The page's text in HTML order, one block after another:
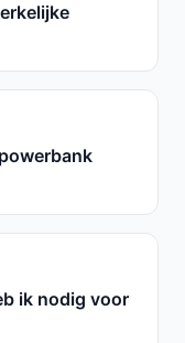
ik nodig voor